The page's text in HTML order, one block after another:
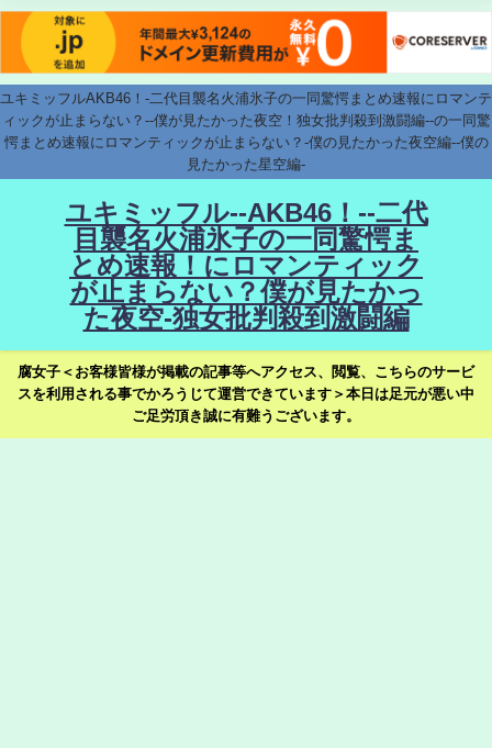
ユキミッフルAKB46！-二代目襲名火浦氷子の一同驚愕まとめ速報にロマンテ
ィックが止まらない？--僕が見たかった夜空！独女批判殺到激闘編--の一同驚
愕まとめ速報にロマンティックが止まらない？-僕の見たかった夜空編--僕の
見たかった星空編-
ユキミッフル--AKB46！--二代
目襲名火浦氷子の一同驚愕ま
とめ速報！にロマンティック
が止まらない？僕が見たかっ
た夜空-独女批判殺到激闘編
腐女子＜お客様皆様が掲載の記事等へアクセス、閲覧、こちらのサービ
スを利用される事でかろうじて運営できています＞本日は足元が悪い中
ご足労頂き誠に有難うございます。